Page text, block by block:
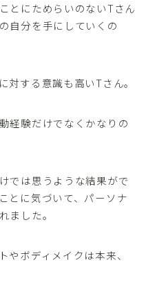
とにためらいのないTさん
自分を手にしていくの
対する意識も高いTさん。
経験だけでなくかなりの
では思うような結果がで
とに気づいて、パーソナ
ました。
やボディメイクは本来、